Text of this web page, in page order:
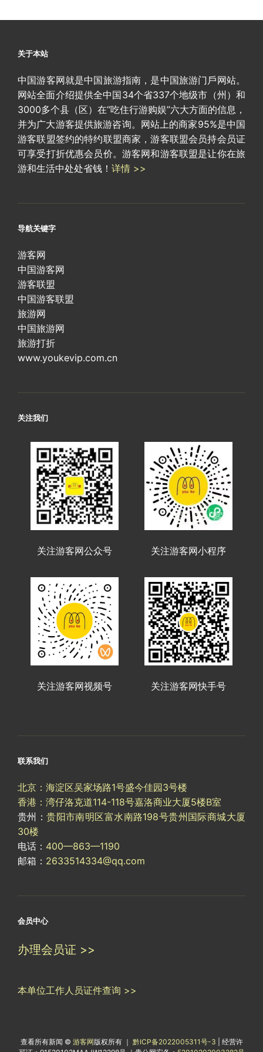
关于本站
中国游客网就是中国旅游指南，是中国旅游门戶网站。
网站全面介绍提供全中国34个省337个地级市（州）和
3000多个县（区）在“吃住行游购娱”六大方面的信息，
并为广大游客提供旅游咨询。网站上的商家95%是中国
游客联盟签约的特约联盟商家，游客联盟会员持会员证
可享受打折优惠会员价。游客网和游客联盟是让你在旅
游和生活中处处省钱！ 详情 >>
导航关键字
游客网
中国游客网
游客联盟
中国游客联盟
旅游网
中国旅游网
旅游打折
www.youkevip.com.cn
关注我们
关注游客网公众号 关注游客网小程序
关注游客网视频号 关注游客网快手号
联系我们
北京：海淀区吴家场路1号盛今佳园3号楼
香港：湾仔洛克道114-118号嘉洛商业大厦5楼B室
贵州：贵阳市南明区富水南路198号贵州国际商城大厦
30楼
电话： 400—863—1190
邮箱： 2633514334@qq.com
会员中心
办理会员证 >>
本单位工作人员证件查询 >>
查看所有新闻 © 游客网版权所有 ｜ 黔ICP备2022005311号-3
| 经营许